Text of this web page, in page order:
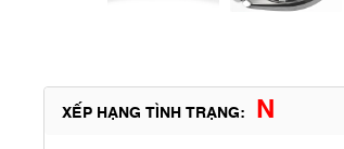
XẾP HẠNG TÌNH TRẠNG: N